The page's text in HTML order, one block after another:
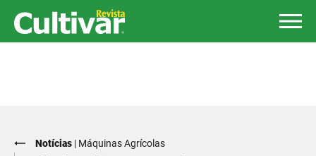
Notícias | Máquinas Agrícolas